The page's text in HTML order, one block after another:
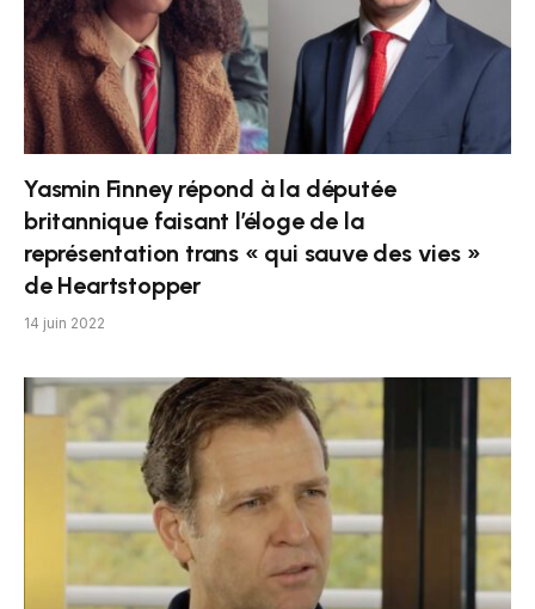
Yasmin Finney répond à la députée
britannique faisant l’éloge de la
représentation trans « qui sauve des vies »
de Heartstopper
14 juin 2022